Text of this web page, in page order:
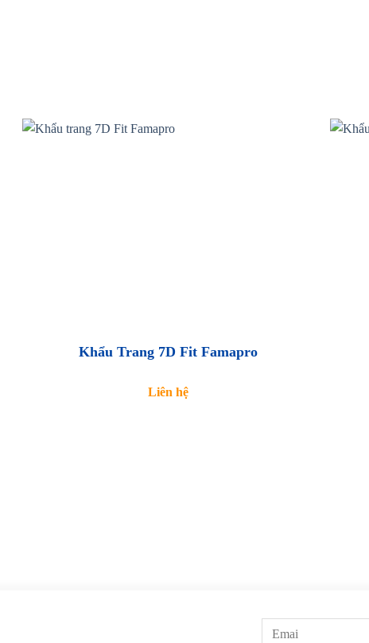
Khẩu Trang 7D Fit Famapro
Liên hệ